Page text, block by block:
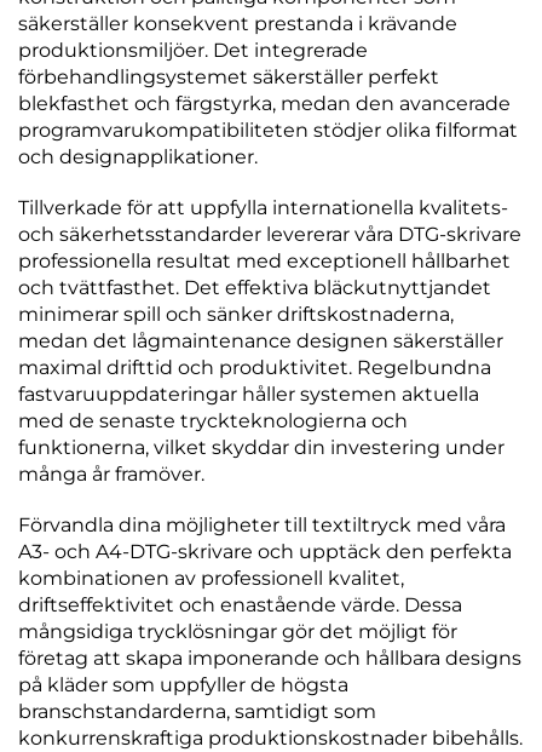
säkerställer konsekvent prestanda i krävande
produktionsmiljöer. Det integrerade
förbehandlingsystemet säkerställer perfekt
blekfasthet och färgstyrka, medan den avancerade
programvarukompatibiliteten stödjer olika filformat
och designapplikationer.
Tillverkade för att uppfylla internationella kvalitets-
och säkerhetsstandarder levererar våra DTG-skrivare
professionella resultat med exceptionell hållbarhet
och tvättfasthet. Det effektiva bläckutnyttjandet
minimerar spill och sänker driftskostnaderna,
medan det lågmaintenance designen säkerställer
maximal drifttid och produktivitet. Regelbundna
fastvaruuppdateringar håller systemen aktuella
med de senaste tryckteknologierna och
funktionerna, vilket skyddar din investering under
många år framöver.
Förvandla dina möjligheter till textiltryck med våra
A3- och A4-DTG-skrivare och upptäck den perfekta
kombinationen av professionell kvalitet,
driftseffektivitet och enastående värde. Dessa
mångsidiga trycklösningar gör det möjligt för
företag att skapa imponerande och hållbara designs
på kläder som uppfyller de högsta
branschstandarderna, samtidigt som
konkurrenskraftiga produktionskostnader bibehålls.